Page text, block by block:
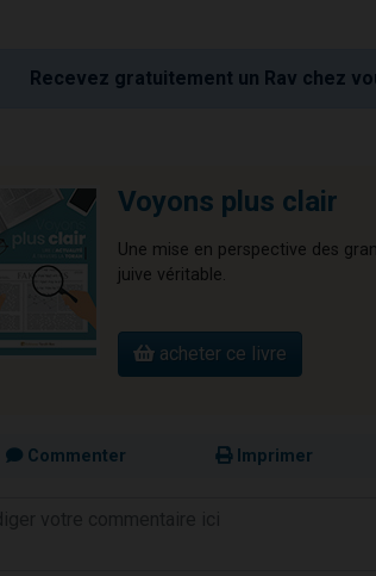
Recevez gratuitement un Rav chez
Voyons plus clair
Une mise en perspective des
juive véritable.
acheter ce livre
Commenter Imprimer